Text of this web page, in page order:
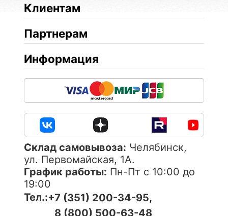
Клиентам
Партнерам
Информация
Cклад самовывоза: Челябинск,
ул. Первомайская, 1А.
График работы: Пн-Пт с 10:00 до
19:00
Тел.:+7 (351) 200-34-95,
8 (800) 500-63-48